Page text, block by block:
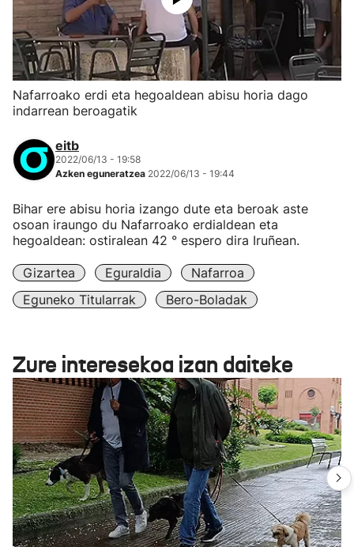
Nafarroako erdi eta hegoaldean abisu horia dago
indarrean beroagatik
eitb
2022/06/13 - 19:58
Azken eguneratzea 2022/06/13 - 19:44
Bihar ere abisu horia izango dute eta beroak aste
osoan iraungo du Nafarroako erdialdean eta
hegoaldean: ostiralean 42 ° espero dira Iruñean.
Gizartea Eguraldia
Nafarroa
Eguneko Titularrak
Bero-Boladak
Zure interesekoa izan daiteke